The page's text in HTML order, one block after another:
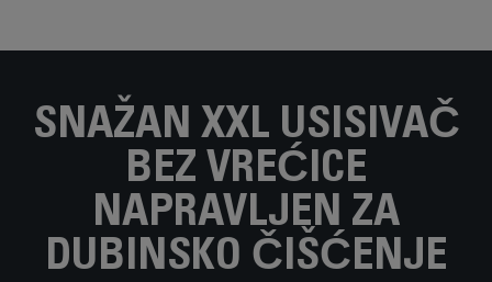
SNAŽAN XXL USISIVAČ
BEZ VREĆICE
NAPRAVLJEN ZA
DUBINSKO ČIŠĆENJE